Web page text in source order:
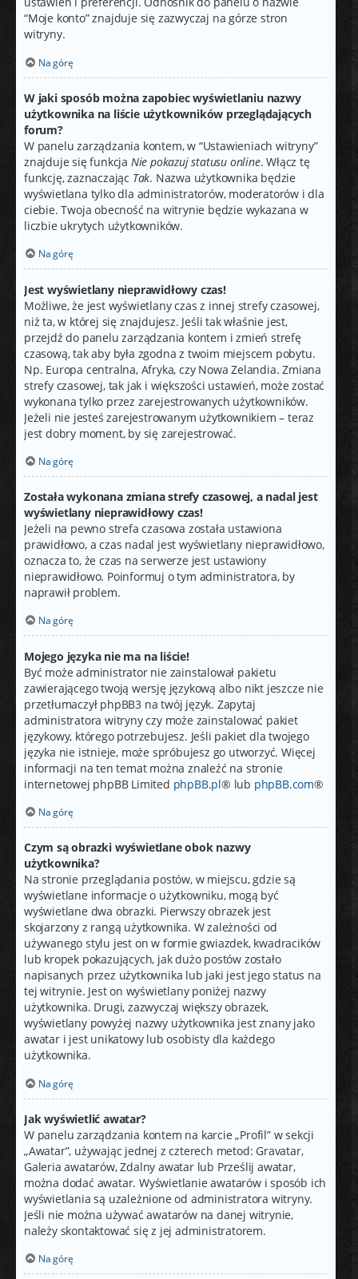
“Moje konto” znajduje się zazwyczaj na górze stron
witryny.
Na górę
W jaki sposób można zapobiec wyświetlaniu nazwy
użytkownika na liście użytkowników przeglądających
forum?
W panelu zarządzania kontem, w “Ustawieniach witryny”
znajduje się funkcja Nie pokazuj statusu online. Włącz tę
funkcję, zaznaczając Tak. Nazwa użytkownika będzie
wyświetlana tylko dla administratorów, moderatorów i dla
ciebie. Twoja obecność na witrynie będzie wykazana w
liczbie ukrytych użytkowników.
Na górę
Jest wyświetlany nieprawidłowy czas!
Możliwe, że jest wyświetlany czas z innej strefy czasowej,
niż ta, w której się znajdujesz. Jeśli tak właśnie jest,
przejdź do panelu zarządzania kontem i zmień strefę
czasową, tak aby była zgodna z twoim miejscem pobytu.
Np. Europa centralna, Afryka, czy Nowa Zelandia. Zmiana
strefy czasowej, tak jak i większości ustawień, może zostać
wykonana tylko przez zarejestrowanych użytkowników.
Jeżeli nie jesteś zarejestrowanym użytkownikiem – teraz
jest dobry moment, by się zarejestrować.
Na górę
Została wykonana zmiana strefy czasowej, a nadal jest
wyświetlany nieprawidłowy czas!
Jeżeli na pewno strefa czasowa została ustawiona
prawidłowo, a czas nadal jest wyświetlany nieprawidłowo,
oznacza to, że czas na serwerze jest ustawiony
nieprawidłowo. Poinformuj o tym administratora, by
naprawił problem.
Na górę
Mojego języka nie ma na liście!
Być może administrator nie zainstalował pakietu
zawierającego twoją wersję językową albo nikt jeszcze nie
przetłumaczył phpBB3 na twój język. Zapytaj
administratora witryny czy może zainstalować pakiet
językowy, którego potrzebujesz. Jeśli pakiet dla twojego
języka nie istnieje, może spróbujesz go utworzyć. Więcej
informacji na ten temat można znaleźć na stronie
internetowej phpBB Limited phpBB.pl® lub phpBB.com®
Na górę
Czym są obrazki wyświetlane obok nazwy
użytkownika?
Na stronie przeglądania postów, w miejscu, gdzie są
wyświetlane informacje o użytkowniku, mogą być
wyświetlane dwa obrazki. Pierwszy obrazek jest
skojarzony z rangą użytkownika. W zależności od
używanego stylu jest on w formie gwiazdek, kwadracików
lub kropek pokazujących, jak dużo postów zostało
napisanych przez użytkownika lub jaki jest jego status na
tej witrynie. Jest on wyświetlany poniżej nazwy
użytkownika. Drugi, zazwyczaj większy obrazek,
wyświetlany powyżej nazwy użytkownika jest znany jako
awatar i jest unikatowy lub osobisty dla każdego
użytkownika.
Na górę
Jak wyświetlić awatar?
W panelu zarządzania kontem na karcie „Profil” w sekcji
„Awatar”, używając jednej z czterech metod: Gravatar,
Galeria awatarów, Zdalny awatar lub Prześlij awatar,
można dodać awatar. Wyświetlanie awatarów i sposób ich
wyświetlania są uzależnione od administratora witryny.
Jeśli nie można używać awatarów na danej witrynie,
należy skontaktować się z jej administratorem.
Na górę